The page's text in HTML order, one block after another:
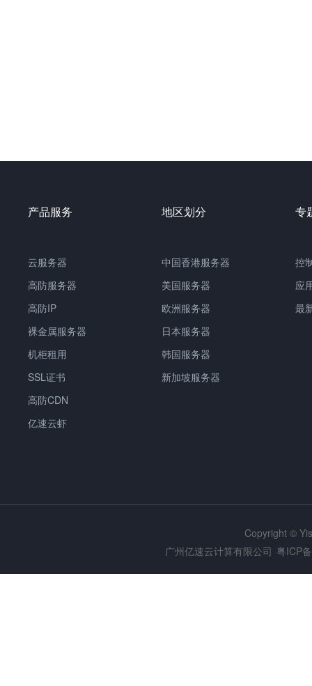
产品服务
云服务器
高防服务器
高防IP
裸金属服务器
机柜租用
SSL证书
高防CDN
亿速云虾
地区划分
中国香港服务器
美国服务器
欧洲服务器
日本服务器
韩国服务器
新加坡服务器
专
控
应
最
Copyright ©
广州亿速云计算有限公司 粤ICP